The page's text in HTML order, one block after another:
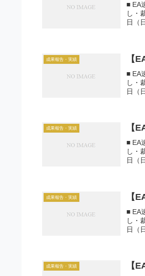
■ EA
し・
日（
成果報告・実績 【
■ EA
し・
日（
成果報告・実績 【
■ EA
し・
日（
成果報告・実績 【
■ EA
し・
日（
成果報告・実績 【